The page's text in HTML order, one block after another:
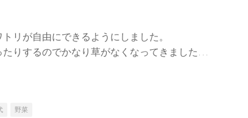
リが自由にできるようにしました。
りするのでかなり草がなくなってきました…
野菜